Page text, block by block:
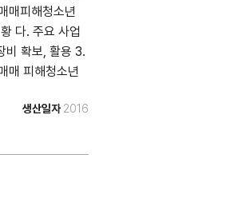
매피해청소년
다. 주요 사업
비 확보, 활용 3.
매 피해청소년
자 유형 2-2. 상
년 교육수료자
생산일자 2016